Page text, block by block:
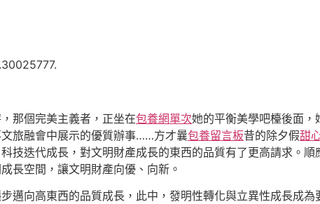
那個完美主義者，正坐在包養網單次她的平衡美學吧檯後面，
旅融會中展示的優質辦事……方才曩包養留言板昔的除夕假甜
技迭代成長，對文明財產成長的東西的品質有了更高請求。
長空間，讓文明財產向優、向新。
邁向高東西的品質成長，此中，發明性轉化與立異性成長成